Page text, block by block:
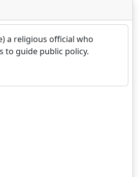
a religious official who
to guide public policy.